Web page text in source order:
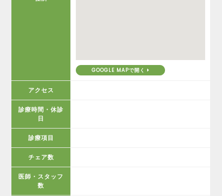
GOOGLE MAPで開く
アクセス
診療時間・休診
日
診療項目
チェア数
医師・スタッフ
数